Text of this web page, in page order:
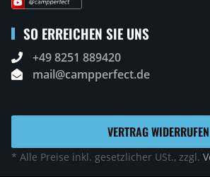
SO ERREICHEN SIE UNS
+49 8251 889420
mail@campperfect.de
VERTRAG WIDERRUFEN
* Alle Preise inkl. gesetzlicher USt., zzgl.